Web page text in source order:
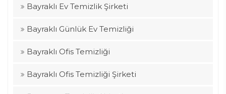
Bayraklı Ev Temizlik Şirketi
Bayraklı Günlük Ev Temizliği
Bayraklı Ofis Temizliği
Bayraklı Ofis Temizliği Şirketi